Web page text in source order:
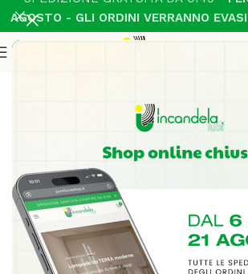
AGOSTO - GLI ORDINI VERRANNO